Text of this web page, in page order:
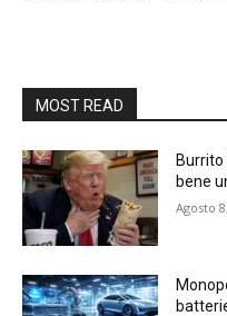
MOST READ
bene
Agosto